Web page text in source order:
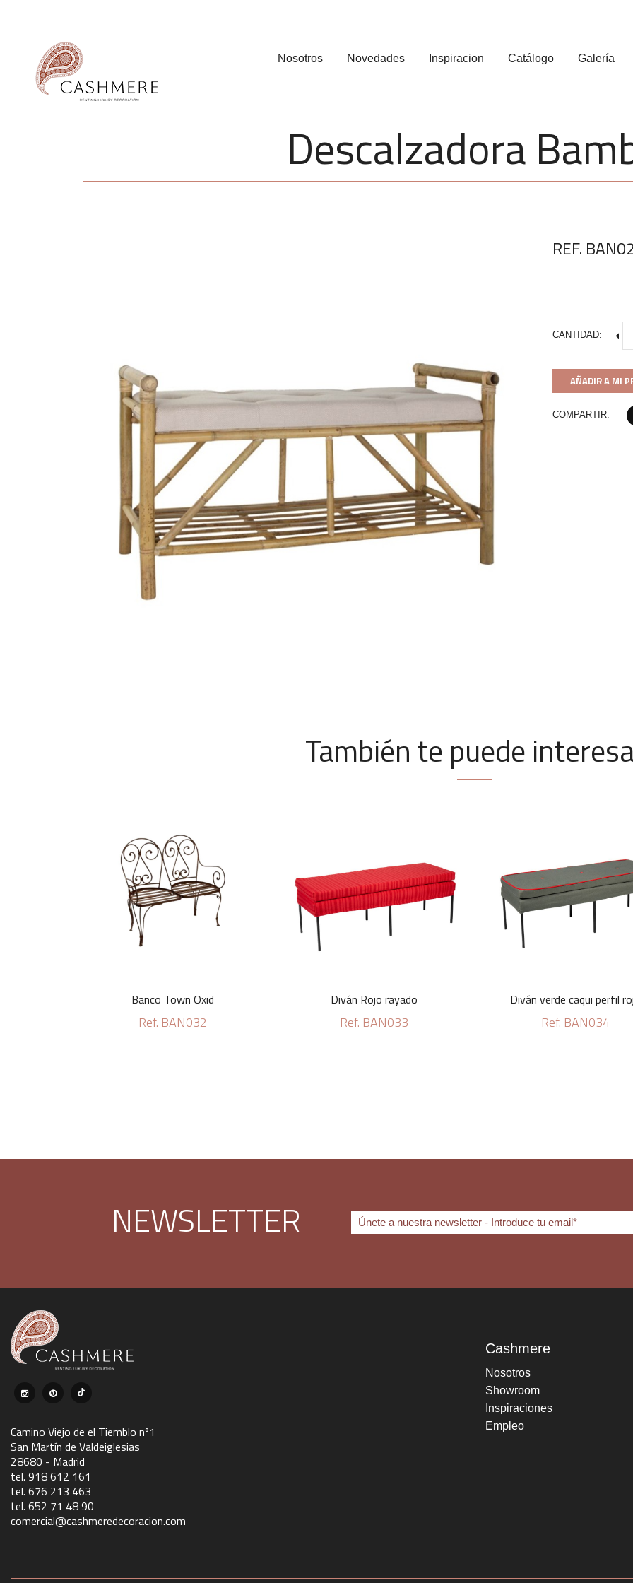
Nosotros Novedades Inspiracion Catálogo Galería
Descalzadora
REF.
CANTIDAD:
AÑADIR A MI
COMPARTIR:
También te puede
Banco Town Oxid
Ref. BAN032
Diván Rojo rayado
Ref. BAN033
Diván verde caqui perfil
Ref. BAN034
NEWSLETTER
Camino Viejo de el Tiemblo nº1
San Martín de Valdeiglesias
28680 - Madrid
tel. 918 612 161
tel. 676 213 463
tel. 652 71 48 90
comercial@cashmeredecoracion.com
Cashmere
Nosotros
Showroom
Inspiraciones
Empleo